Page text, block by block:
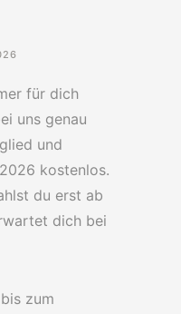
für dich
uns genau
und
kostenlos.
du erst ab
dich bei
zum